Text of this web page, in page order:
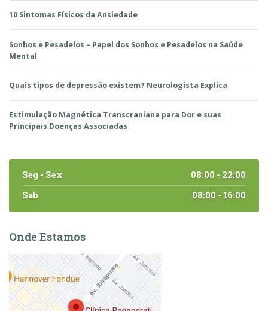
10 Sintomas Físicos da Ansiedade
Sonhos e Pesadelos – Papel dos Sonhos e Pesadelos na Saúde
Mental
Quais tipos de depressão existem? Neurologista Explica
Estimulação Magnética Transcraniana para Dor e suas
Principais Doenças Associadas
Seg - Sex
08:00 - 22:00
Sab
08:00 - 16:00
Onde Estamos